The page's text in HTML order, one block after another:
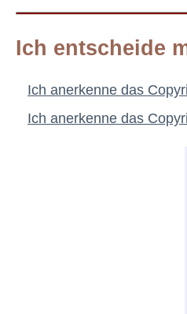
Ich entscheide
Ich anerkenne das
Ich anerkenne das